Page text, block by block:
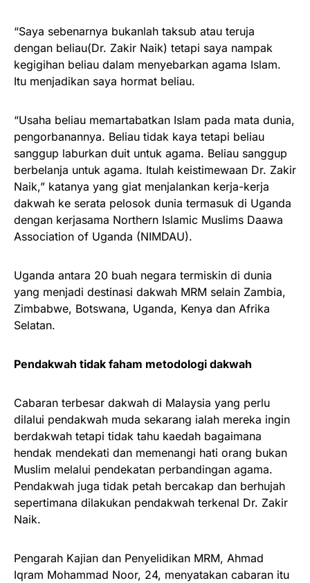
“Saya sebenarnya bukanlah taksub atau teruja
dengan beliau(Dr. Zakir Naik) tetapi saya nampak
kegigihan beliau dalam menyebarkan agama Islam.
Itu menjadikan saya hormat beliau.
“Usaha beliau memartabatkan Islam pada mata dunia,
pengorbanannya. Beliau tidak kaya tetapi beliau
sanggup laburkan duit untuk agama. Beliau sanggup
berbelanja untuk agama. Itulah keistimewaan Dr. Zakir
Naik,” katanya yang giat menjalankan kerja-kerja
dakwah ke serata pelosok dunia termasuk di Uganda
dengan kerjasama Northern Islamic Muslims Daawa
Association of Uganda (NIMDAU).
Uganda antara 20 buah negara termiskin di dunia
yang menjadi destinasi dakwah MRM selain Zambia,
Zimbabwe, Botswana, Uganda, Kenya dan Afrika
Selatan.
Pendakwah tidak faham metodologi dakwah
Cabaran terbesar dakwah di Malaysia yang perlu
dilalui pendakwah muda sekarang ialah mereka ingin
berdakwah tetapi tidak tahu kaedah bagaimana
hendak mendekati dan memenangi hati orang bukan
Muslim melalui pendekatan perbandingan agama.
Pendakwah juga tidak petah bercakap dan berhujah
sepertimana dilakukan pendakwah terkenal Dr. Zakir
Naik.
Pengarah Kajian dan Penyelidikan MRM, Ahmad
Iqram Mohammad Noor, 24, menyatakan cabaran itu